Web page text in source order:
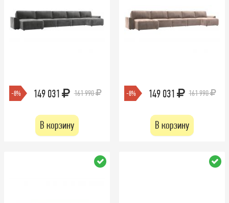
-8% 149 031 161 990
В корзину
-8% 149 031 161 990
В корзину